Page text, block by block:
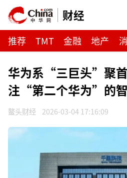
财经
推荐 TMT 金融 地产
华为系“三巨头”聚
注“第二个华为”的
鳌头财经 2026-03-04 17:16:09